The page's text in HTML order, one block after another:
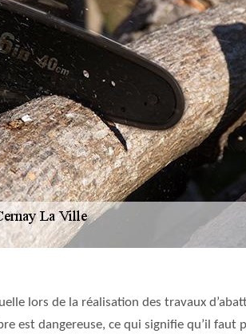
lors de la réalisation des travaux
est dangereuse, ce qui signifie qu’il faut